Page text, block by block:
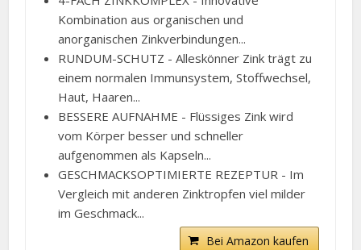
Kombination aus organischen und
anorganischen Zinkverbindungen...
RUNDUM-SCHUTZ - Alleskönner Zink trägt zu
einem normalen Immunsystem, Stoffwechsel,
Haut, Haaren...
BESSERE AUFNAHME - Flüssiges Zink wird
vom Körper besser und schneller
aufgenommen als Kapseln...
GESCHMACKSOPTIMIERTE REZEPTUR - Im
Vergleich mit anderen Zinktropfen viel milder
im Geschmack...
Bei Amazon kaufen